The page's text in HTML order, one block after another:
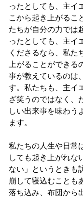
ったとしても、主イ
こから起き上がるこ
たちが自分の力では
ったとしても、主イ
くださるなら、私た
上がることができる
事が教えているのは
す。私たちも、主イ
ざ笑うのではなく、
しい出来事を味わう
ます。
私たちの人生や日常
しても起き上がれな
ない」というときも
崩して寝込むことも
落ち込み、布団から